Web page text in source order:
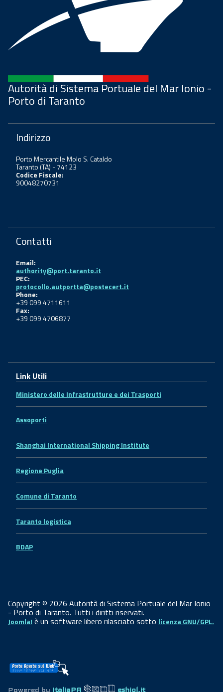
Autorità di Sistema Portuale del Mar Ionio -
Porto di Taranto
Indirizzo
Porto Mercantile Molo S. Cataldo
Taranto (TA) - 74123
Codice Fiscale:
90048270731
Contatti
Email:
authority@port.taranto.it
PEC:
protocollo.autportta@postecert.it
Phone:
+39 099 4711611
Fax:
+39 099 4706877
Link Utili
Ministero delle Infrastrutture e dei Trasporti
Assoporti
Shanghai International Shipping Institute
Regione Puglia
Comune di Taranto
Taranto logistica
BDAP
Copyright © 2026 Autorità di Sistema Portuale del Mar Ionio
- Porto di Taranto. Tutti i diritti riservati.
Joomla! è un software libero rilasciato sotto licenza GNU/GPL.
Powered by ItaliaPA eshiol.it